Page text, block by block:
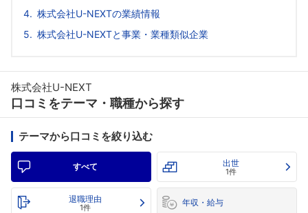
株式会社U-NEXTの業績情報
株式会社U-NEXTと事業・業種類似企業
株式会社U-NEXT
口コミをテーマ・職種から探す
テーマから口コミを絞り込む
すべて 出世
1件
退職理由
1件 年収・給与